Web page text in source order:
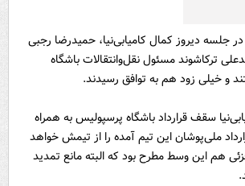
در جلسه دیروز کمال کامیابی‌نیا، حمیدرضا رجبی
ترکاشوند مسئول نقل‌وانتقالات باشگاه
و خیلی زود هم به توافق رسیدند.
سقف قرارداد باشگاه پرسپولیس به همراه
ملی‌پوشان این تیم آمده را از تیمش خواهد
هم این وسط مطرح بود که البته مانع تمدید